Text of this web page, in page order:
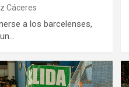
Cáceres
a los barcelenses,